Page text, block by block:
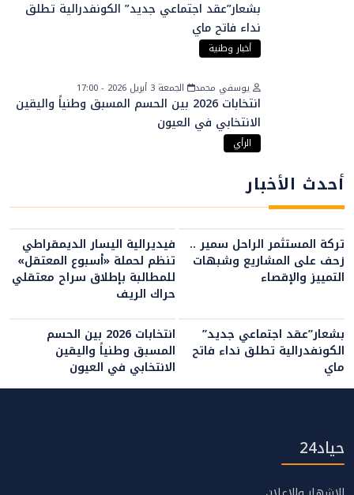
بشعار”عقد اجتماعي جديد” الكونفدرالية تطلق
نداء فاتح ماي
أخبار وطنية
يوسفي محمد الجمعة 3 أبريل 2026 - 17:00
انتخابات 2026 بين الحسم المسبق وطنياً واليقين
الانتخابي في العيون
الرأي
أحدث الأخبار
تركة المستثمر الراحل سمير ..
زحف على المشاريع وشبهات
التمييز والإقصاء
فيديرالية اليسار الديمقراطي
تنظم لحملة «أسبوع المعتقل»
للمطالبة بإطلاق سراح معتقلي
حراك الريف
بشعار”عقد اجتماعي جديد”
الكونفدرالية تطلق نداء فاتح
ماي
انتخابات 2026 بين الحسم
المسبق وطنياً واليقين
الانتخابي في العيون
حياد24